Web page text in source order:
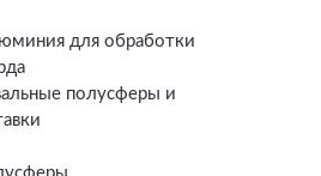
для обработки
полусферы и